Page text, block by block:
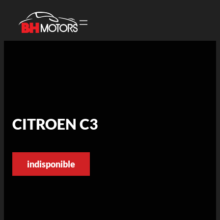
CITROEN C3
indisponible